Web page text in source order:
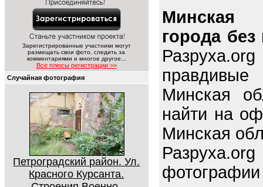
Зарегистрированные участники могут
размещать свои фото, следить за
комментариями и многое другое...
Все плюсы регистрации >>
Случайная фотография
Петроградский район. Ул.
Красного Курсанта.
Минская
города
Минская
найти на
Минская